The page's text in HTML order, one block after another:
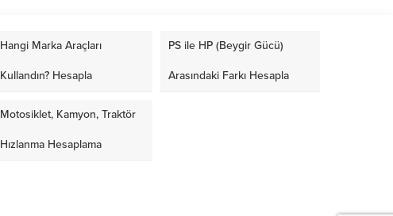
Hangi Marka Araçları
Kullandın? Hesapla
PS ile HP (Beygir Gücü)
Arasındaki Farkı Hesapla
Motosiklet, Kamyon, Traktör
Hızlanma Hesaplama